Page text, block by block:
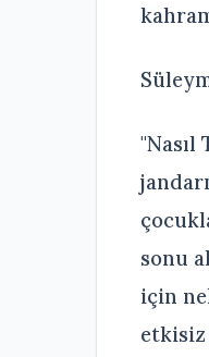
"Nasıl
sonu
için